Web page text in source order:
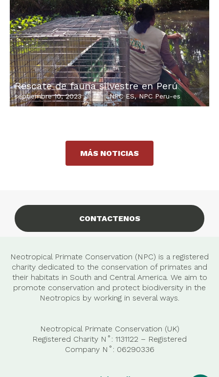
Rescate de fauna silvestre en Perú
septiembre 10, 2023 NPC ES,NPC Peru-es
MÁS NOTICIAS
CONTACTENOS
Neotropical Primate Conservation (NPC) is a registered
charity dedicated to the conservation of primates and
their habitats in South and Central America. We aim to
promote conservation and protect biodiversity in the
Neotropics by working in several ways.
Neotropical Primate Conservation (UK)
Registered Charity N˚: 1131122 – Registered
Company N˚: 06290336